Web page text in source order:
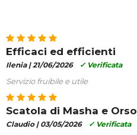
Efficaci ed efficienti
Ilenia |21/06/2026 ✓ Verificata
Servizio fruibile e utile
Scatola di Masha e Orso
Claudio | 03/05/2026 ✓ Verificata